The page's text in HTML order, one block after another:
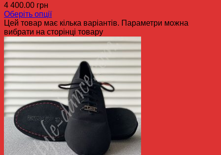
4 400.00 грн
Оберіть опції
Цей товар має кілька варіантів. Параметри можна
вибрати на сторінці товару